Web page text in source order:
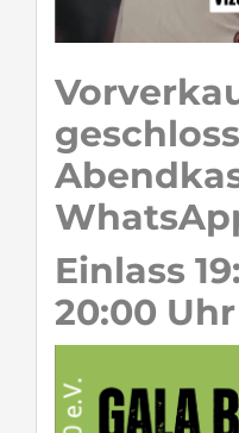
Einlass
20:00 Uhr